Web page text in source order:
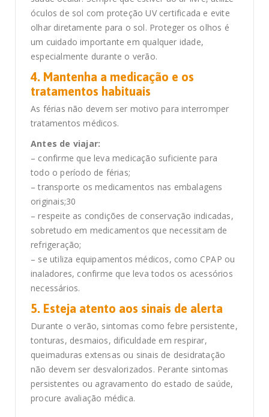
óculos de sol com proteção UV certificada e evite
olhar diretamente para o sol. Proteger os olhos é
um cuidado importante em qualquer idade,
especialmente durante o verão.
4. Mantenha a medicação e os
tratamentos habituais
As férias não devem ser motivo para interromper
tratamentos médicos.
Antes de viajar:
– confirme que leva medicação suficiente para
todo o período de férias;
– transporte os medicamentos nas embalagens
originais;30
– respeite as condições de conservação indicadas,
sobretudo em medicamentos que necessitam de
refrigeração;
– se utiliza equipamentos médicos, como CPAP ou
inaladores, confirme que leva todos os acessórios
necessários.
5. Esteja atento aos sinais de alerta
Durante o verão, sintomas como febre persistente,
tonturas, desmaios, dificuldade em respirar,
queimaduras extensas ou sinais de desidratação
não devem ser desvalorizados. Perante sintomas
persistentes ou agravamento do estado de saúde,
procure avaliação médica.